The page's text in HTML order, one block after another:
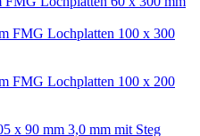
FMG Lochplatten 100 x 300
FMG Lochplatten 100 x 200